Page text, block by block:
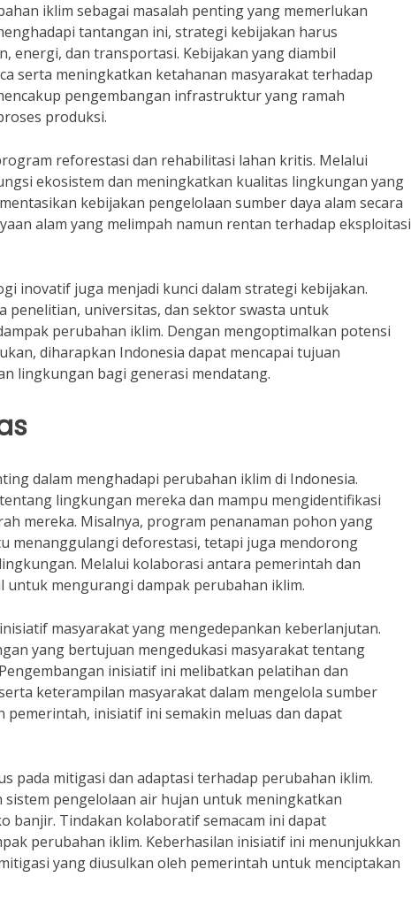
iklim sebagai masalah penting yang memerlukan
tantangan ini, strategi kebijakan harus
dan transportasi. Kebijakan yang diambil
serta meningkatkan ketahanan masyarakat terhadap
pengembangan infrastruktur yang ramah
produksi.
reforestasi dan rehabilitasi lahan kritis. Melalui
ekosistem dan meningkatkan kualitas lingkungan yang
kebijakan pengelolaan sumber daya alam secara
alam yang melimpah namun rentan terhadap eksploitasi
inovatif juga menjadi kunci dalam strategi kebijakan.
universitas, dan sektor swasta untuk
perubahan iklim. Dengan mengoptimalkan potensi
diharapkan Indonesia dapat mencapai tujuan
lingkungan bagi generasi mendatang.
dalam menghadapi perubahan iklim di Indonesia.
lingkungan mereka dan mampu mengidentifikasi
mereka. Misalnya, program penanaman pohon yang
menanggulangi deforestasi, tetapi juga mendorong
Melalui kolaborasi antara pemerintah dan
mengurangi dampak perubahan iklim.
masyarakat yang mengedepankan keberlanjutan.
yang bertujuan mengedukasi masyarakat tentang
inisiatif ini melibatkan pelatihan dan
keterampilan masyarakat dalam mengelola sumber
inisiatif ini semakin meluas dan dapat
pada mitigasi dan adaptasi terhadap perubahan iklim.
pengelolaan air hujan untuk meningkatkan
banjir. Tindakan kolaboratif semacam ini dapat
perubahan iklim. Keberhasilan inisiatif ini menunjukkan
yang diusulkan oleh pemerintah untuk menciptakan